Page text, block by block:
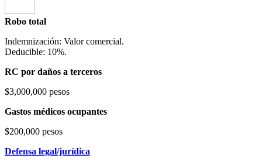
Robo total
Indemnización: Valor comercial.
Deducible: 10%.
RC por daños a terceros
$3,000,000 pesos
Gastos médicos ocupantes
$200,000 pesos
Defensa legal/jurídica